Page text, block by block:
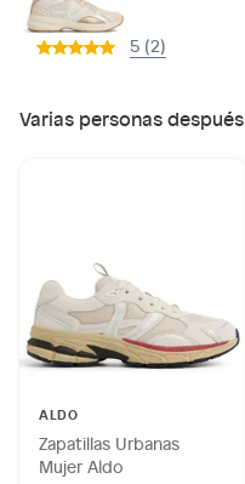
n
5 (2)
Varias personas
ALDO
Zapatillas Urbanas
Mujer Aldo